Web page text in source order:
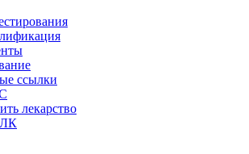
ссылки
лекарство
ЛК